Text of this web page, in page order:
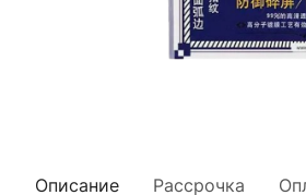
Описание Рассрочка